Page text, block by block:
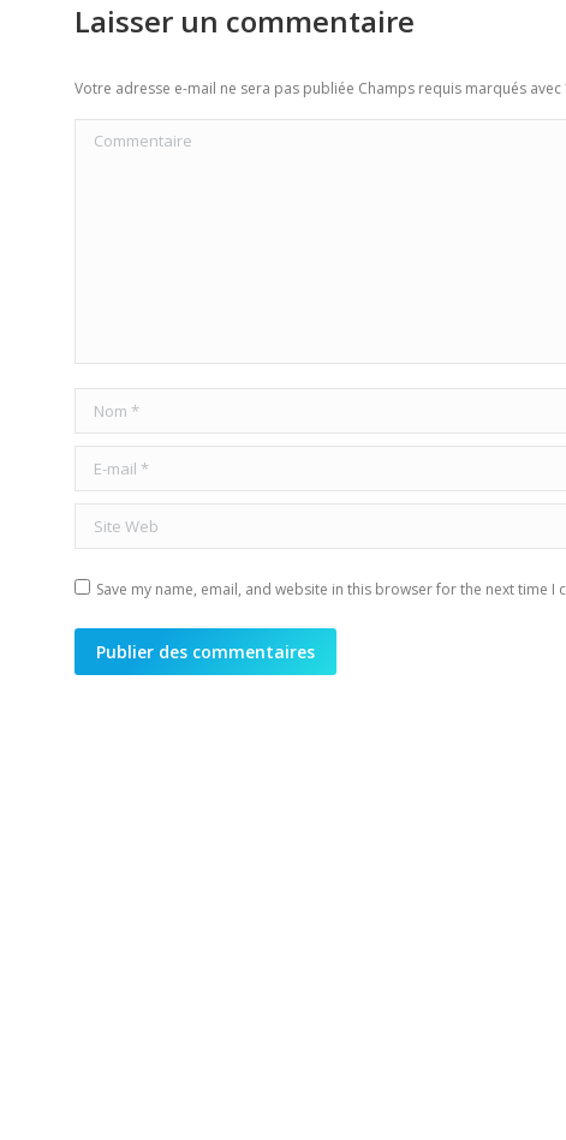
Laisser un commentaire
Votre adresse e-mail ne sera pas publiée Champs requis marqués avec
Commentaire
Nom *
E-mail *
Site Web
Save my name, email, and website in this browser for the next time I
Publier des commentaires